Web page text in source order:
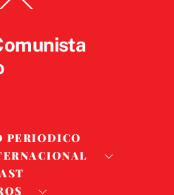
To
PERIODICO